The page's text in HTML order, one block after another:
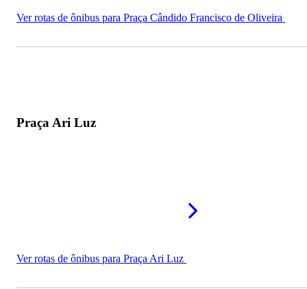
Ver rotas de ônibus para Praça Cândido Francisco de Oliveira
Praça Ari Luz
Ver rotas de ônibus para Praça Ari Luz